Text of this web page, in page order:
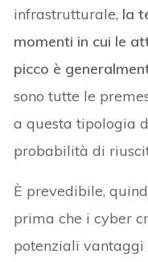
infrastrutturale, la
momenti in cui le
picco è
sono tutte le
a questa tipologia
probabilità di
È prevedibile,
prima che i cyber
potenziali vantaggi